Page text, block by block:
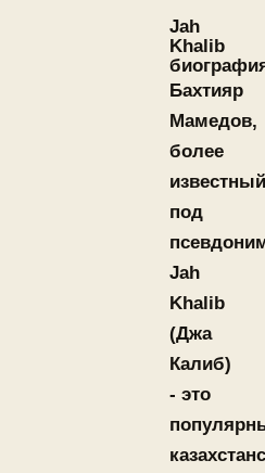
Jah
Khalib
Бахтияр
Мамедов,
более
известный
под
Jah
Khalib
(Джа
Калиб)
- это